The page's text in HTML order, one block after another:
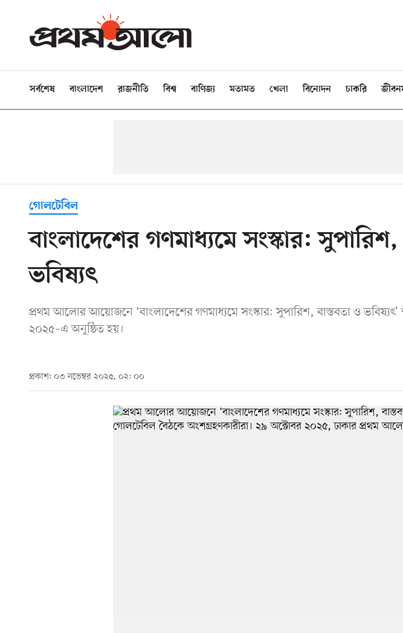
সর্বশেষ বাংলাদেশ রাজনীতি বিশ্ব বাণিজ্য মতামত খেলা বিনোদন চাকরি
গোলটেবিল
বাংলাদেশের গণমাধ্যমে সংস্কার:
ভবিষ্যৎ
প্রথম আলোর আয়োজনে ‘বাংলাদেশের গণমাধ্যমে সংস্কার: সুপারিশ, বাস্তবতা ও
২০২৫–এ অনুষ্ঠিত হয়।
প্রকাশ: ০৩ নভেম্বর ২০২৫, ০২: ০০